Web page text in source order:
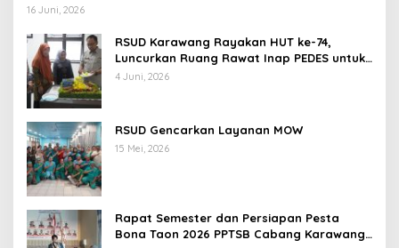
16 Juni, 2026
RSUD Karawang Rayakan HUT ke-74,
Luncurkan Ruang Rawat Inap PEDES untuk
Tingkatkan Pelayanan Kesehatan
4 Juni, 2026
RSUD Gencarkan Layanan MOW
15 Mei, 2026
Rapat Semester dan Persiapan Pesta
Bona Taon 2026 PPTSB Cabang Karawang